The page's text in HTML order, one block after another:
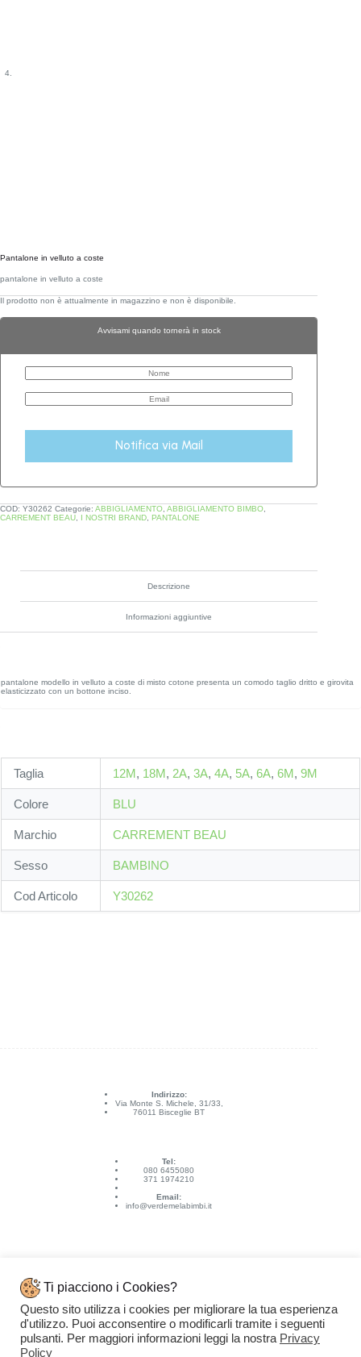
Pantalone in velluto a coste
pantalone in velluto a coste
Il prodotto non è attualmente in magazzino e non è disponibile.
Avvisami quando tornerà in stock
Notifica via Mail
COD: Y30262 Categorie: ABBIGLIAMENTO ABBIGLIAMENTO BIMBO
CARREMENT BEAU
I NOSTRI BRAND PANTALONE
Descrizione
Informazioni aggiuntive
pantalone modello in velluto a coste di misto cotone presenta un comodo taglio dritto e girovita
elasticizzato con un bottone inciso.
Taglia 12M, 18M, 2A, 3A, 4A, 5A, 6A, 6M, 9M
Colore BLU
Marchio CARREMENT BEAU
Sesso BAMBINO
Cod Articolo Y30262
Indirizzo:
Via Monte S. Michele, 31/33,
76011 Bisceglie BT
Tel:
080 6455080
371 1974210
Email:
info@verdemelabimbi.it
Link Utili
Spedizioni e pagamenti
Condizioni di vendita
Ti piacciono i Cookies?
Questo sito utilizza i cookies per migliorare la tua esperienza
d'utilizzo. Puoi acconsentire o modificarli tramite i seguenti
pulsanti. Per maggiori informazioni leggi la nostra Privacy
Policy